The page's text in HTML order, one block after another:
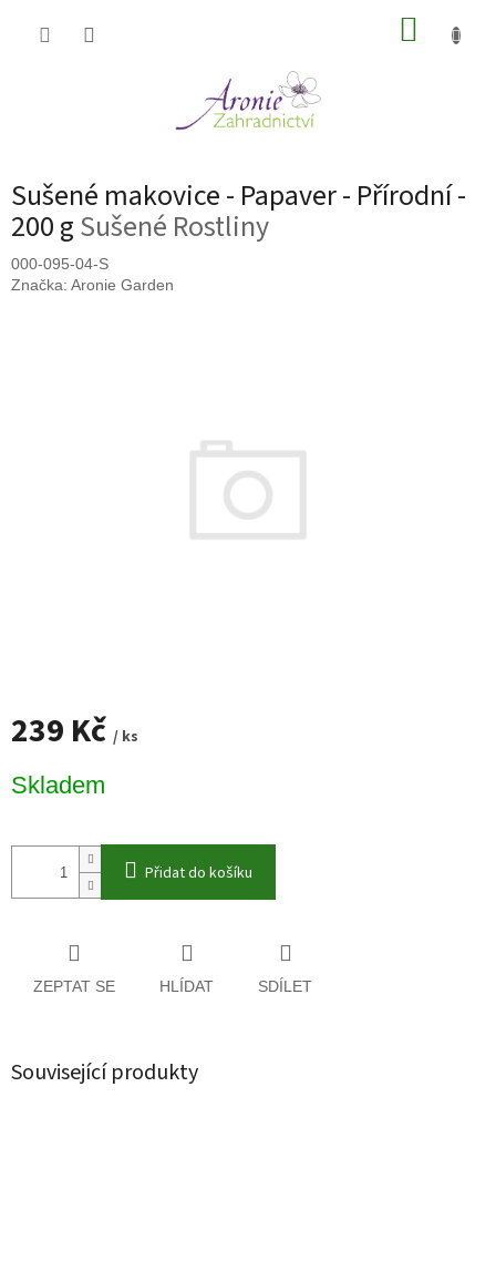
Sušené makovice - Papaver - Přírodní -
200 gSušené Rostliny
000-095-04-S
Značka: Aronie Garden
239 Kč / ks
cena:
Skladem
Přidat do košíku
ZEPTAT SE HLÍDAT SDÍLET
Související produkty